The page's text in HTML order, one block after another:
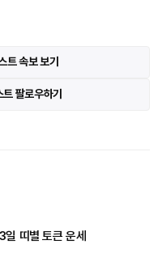
트 속보 보기
팔로우하기
띠별 토큰 운세